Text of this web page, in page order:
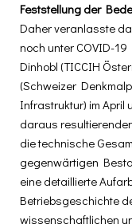
Feststellung der
Daher veranlasste
noch unter COVID-
Dinhobl (TICCIH
(Schweizer
Infrastruktur) im
daraus
die technische
gegenwärtigen
eine detaillierte
Betriebsgeschichte
wissenschaftlichen